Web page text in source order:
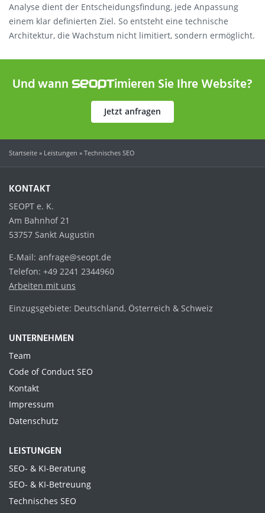
Analyse dient der Entscheidungsfindung, jede Anpassung
einem klar definierten Ziel. So entsteht eine technische
Architektur, die Wachstum nicht limitiert, sondern ermöglicht.
Und wann SEOPTimieren Sie Ihre Website?
Jetzt anfragen
Startseite » Leistungen » Technisches SEO
KONTAKT
SEOPT e. K.
Am Bahnhof 21
53757 Sankt Augustin
E-Mail: anfrage@seopt.de
Telefon: +49 2241 2344960
Arbeiten mit uns
Einzugsgebiete: Deutschland, Österreich & Schweiz
UNTERNEHMEN
Team
Code of Conduct SEO
Kontakt
Impressum
Datenschutz
LEISTUNGEN
SEO- & KI-Beratung
SEO- & KI-Betreuung
Technisches SEO